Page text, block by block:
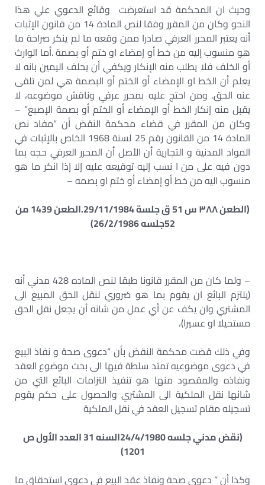
وحيث ان المحكمة قد استعرضت وقائع الدعوي علي هذا
النحو وكان من المقرر وفقا لنص المادة 14 من قانون الإثبات
أنه يعتبر المحرر العرفي صادرا ممن وقعه ما لم ينكر صراحة ما
هو منسوب إليه من خط أو إمضاء او ختم أو بصمة .أما الوارث
أو الخلف فلا يطلب منه الإنكار ويكفي أن يحلف اليمين بانه لا
يعلم أن الخط او الإمضاء أو الختم أو البصمة هي لمن تلقى
عنه الحق. ومن احتج عليه بمحرر عرفي وناقش موضوعه، لا
يقبل منه إنكار الخط أو الإمضاء أو الختم أو بصمة الإصبع” –
وكان من المقرر في قضاء محكمة النقض أن “مفاد نص
المادة 14 من القانون رقم 25 لسنة 1968 الخاص بالإثبات في
المواد المدنية و التجارية أن الأصل أن المحرر العرفي حجه بما
دون فيه على من ا نسب إليه توقيعه عليه إلا إذا انكر ما هو
منسوب اليه من خط أو إمضاء أو ختم او بصمه –
(الطعن ۳۸۸ س 51 ق جلسة 29/11/1984.الطعن 1439 من
52جلسه 26/2/1986)
– ولما كان من المقرر قانونا طبقا لنص الماده 428 مدني أنه
(يلتزم البائع ان يقوم بما هو ضروري لنقل الحق المبيع الى
المشتري وان يكف عن أي عمل من شانه أن يجعل نقل الحق
مستحيلا او عسيرا)،
وفي ذلك قضت محكمة النقض بأن “دعوی صحة و نفاذ البيع
في دعوى موضوعيه تمتد سلطة فيها الى بحث موضوع العقد
ونفاذه والمقصود منها هو تنفيذ التزامات البائع التي من
شانها نقل الملكية الى المشتري والحصول على حكم يقوم
تسجيله مقام تسجيل العقد في نقل الملكية
(نقض مدني جلسه 24/4/1980السنه 31 العدد الأول ص
1201)
وكذا أن ” دعوى صحة ونفاذ عقد البيع في دعوى استحقاق ما